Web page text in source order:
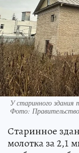
У старинного здания
Фото:
Старинное
молотка за 2,1